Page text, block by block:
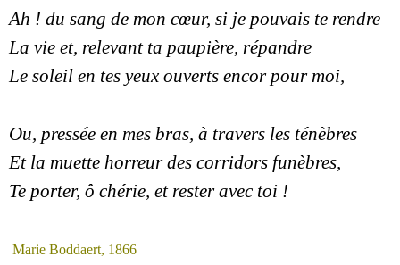
Ah ! du sang de mon cœur, si je pouvais te rendre
La vie et, relevant ta paupière, répandre
Le soleil en tes yeux ouverts encor pour moi,
Ou, pressée en mes bras, à travers les ténèbres
Et la muette horreur des corridors funèbres,
Te porter, ô chérie, et rester avec toi !
Marie Boddaert, 1866